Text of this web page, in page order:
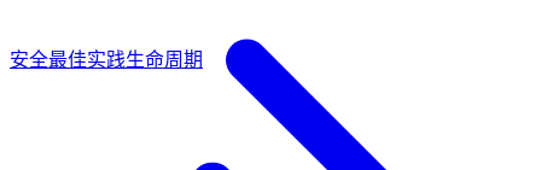
安全最佳实践生命周期